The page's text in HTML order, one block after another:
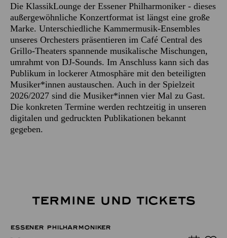
Die KlassikLounge der Essener Philharmoniker - dieses
außergewöhnliche Konzertformat ist längst eine große
Marke. Unterschiedliche Kammermusik-Ensembles
unseres Orchesters präsentieren im Café Central des
Grillo-Theaters spannende musikalische Mischungen,
umrahmt von DJ-Sounds. Im Anschluss kann sich das
Publikum in lockerer Atmosphäre mit den beteiligten
Musiker*innen austauschen. Auch in der Spielzeit
2026/2027 sind die Musiker*innen vier Mal zu Gast.
Die konkreten Termine werden rechtzeitig in unseren
digitalen und gedruckten Publikationen bekannt
gegeben.
TERMINE UND TICKETS
ESSENER PHILHARMONIKER